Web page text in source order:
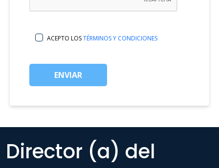
ACEPTO LOSTÉRMINOS Y CONDICIONES
ENVIAR
Director (a) del